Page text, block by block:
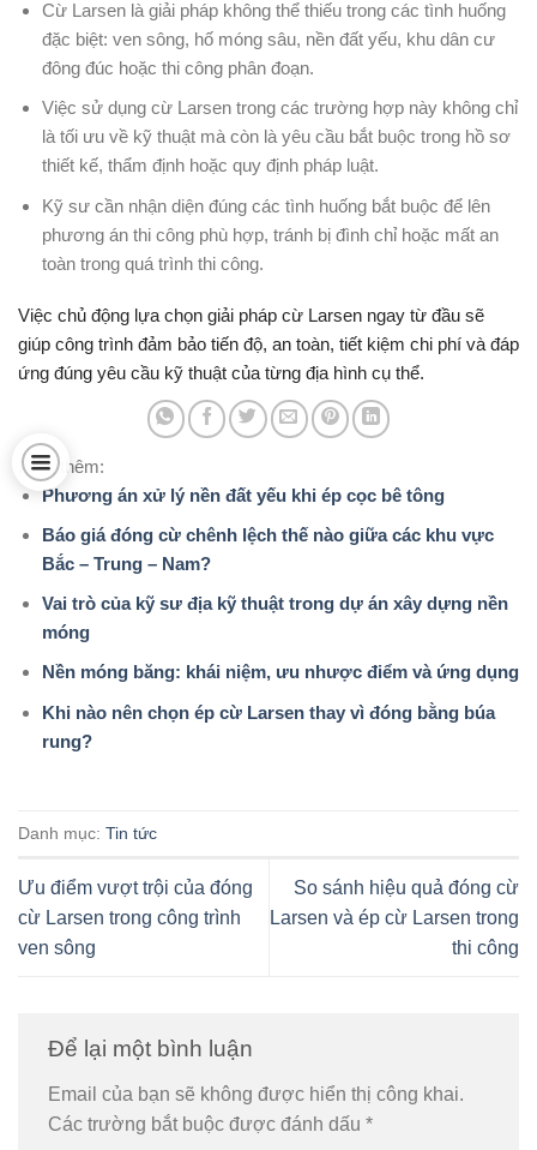
Cừ Larsen là giải pháp không thể thiếu trong các tình huống
đặc biệt: ven sông, hố móng sâu, nền đất yếu, khu dân cư
đông đúc hoặc thi công phân đoạn.
Việc sử dụng cừ Larsen trong các trường hợp này không chỉ
là tối ưu về kỹ thuật mà còn là yêu cầu bắt buộc trong hồ sơ
thiết kế, thẩm định hoặc quy định pháp luật.
Kỹ sư cần nhận diện đúng các tình huống bắt buộc để lên
phương án thi công phù hợp, tránh bị đình chỉ hoặc mất an
toàn trong quá trình thi công.
Việc chủ động lựa chọn giải pháp cừ Larsen ngay từ đầu sẽ
giúp công trình đảm bảo tiến độ, an toàn, tiết kiệm chi phí và đáp
ứng đúng yêu cầu kỹ thuật của từng địa hình cụ thể.
Xem thêm:
Phương án xử lý nền đất yếu khi ép cọc bê tông
Báo giá đóng cừ chênh lệch thế nào giữa các khu vực
Bắc – Trung – Nam?
Vai trò của kỹ sư địa kỹ thuật trong dự án xây dựng nền
móng
Nền móng băng: khái niệm, ưu nhược điểm và ứng dụng
Khi nào nên chọn ép cừ Larsen thay vì đóng bằng búa
rung?
Danh mục: Tin tức
Ưu điểm vượt trội của đóng
cừ Larsen trong công trình
ven sông
So sánh hiệu quả đóng cừ
Larsen và ép cừ Larsen trong
thi công
Để lại một bình luận
Email của bạn sẽ không được hiển thị công khai.
Các trường bắt buộc được đánh dấu *